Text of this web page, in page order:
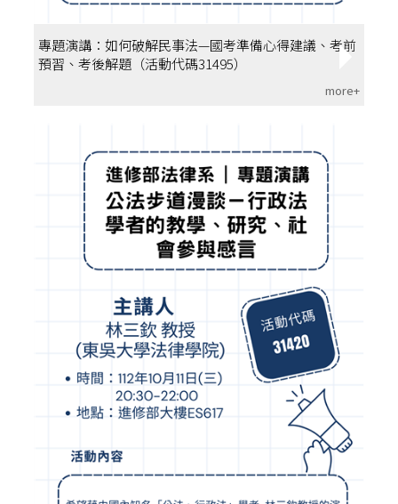
專題演講：如何破解民事法—國考準備心得建議、考前
預習、考後解題（活動代碼31495）
more+